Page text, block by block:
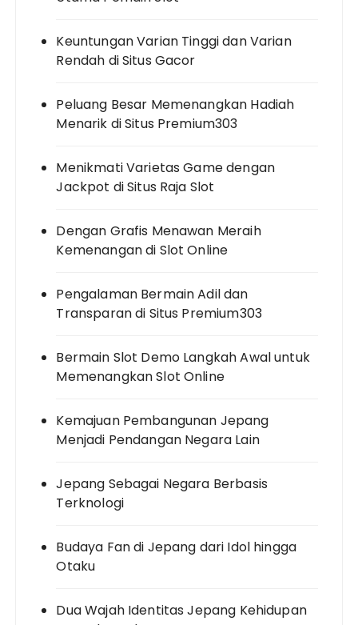
Keuntungan Varian Tinggi dan Varian
Rendah di Situs Gacor
Peluang Besar Memenangkan Hadiah
Menarik di Situs Premium303
Menikmati Varietas Game dengan
Jackpot di Situs Raja Slot
Dengan Grafis Menawan Meraih
Kemenangan di Slot Online
Pengalaman Bermain Adil dan
Transparan di Situs Premium303
Bermain Slot Demo Langkah Awal untuk
Memenangkan Slot Online
Kemajuan Pembangunan Jepang
Menjadi Pendangan Negara Lain
Jepang Sebagai Negara Berbasis
Terknologi
Budaya Fan di Jepang dari Idol hingga
Otaku
Dua Wajah Identitas Jepang Kehidupan